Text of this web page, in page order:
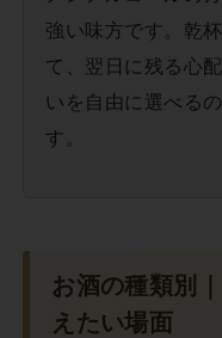
強い味方です。乾
て、翌日に残る心
いを自由に選べる
す。
お酒の種類別
えたい場面